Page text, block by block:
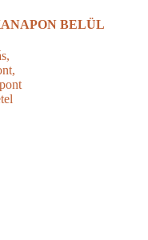
BELÜL